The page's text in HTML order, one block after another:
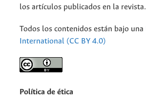
los artículos publicados en la revista.
Todos los contenidos están bajo una
International (CC BY 4.0)
Política de ética